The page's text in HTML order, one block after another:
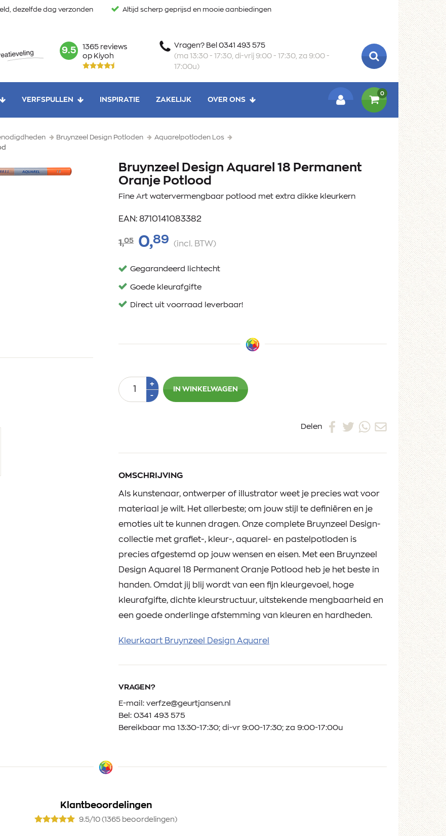
dezelfde dag verzonden
Altijd scherp geprijsd en mooie aanbiedingen
mark:
9.5
1365 reviews
op Kiyoh
Vragen? Bel 0341 493 575
(ma 13:30 - 17:30, di-vrij 9:00 - 17:30, za 9:00 -
17:00u)
ZOEKEN
VERFSPULLEN INSPIRATIE ZAKELIJK
OVER ONS
0
Bruynzeel Design Potloden
Aquarelpotloden Los
Bruynzeel Design Aquarel 18 Permanent
Oranje Potlood
Fine Art watervermengbaar potlood met extra dikke kleurkern
EAN: 8710141083382
1,05 0,89 (incl. BTW)
Gegarandeerd lichtecht
Goede kleurafgifte
Direct uit voorraad leverbaar!
Aantal +Plus
1
-Min
IN WINKELWAGEN
Delen
OMSCHRIJVING
Als kunstenaar, ontwerper of illustrator weet je precies wat voor
materiaal je wilt. Het allerbeste; om jouw stijl te definiëren en je
emoties uit te kunnen dragen. Onze complete Bruynzeel Design-
collectie met grafiet-, kleur-, aquarel- en pastelpotloden is
precies afgestemd op jouw wensen en eisen. Met een Bruynzeel
Design Aquarel 18 Permanent Oranje Potlood heb je het beste in
handen. Omdat jij blij wordt van een fijn kleurgevoel, hoge
kleurafgifte, dichte kleurstructuur, uitstekende mengbaarheid en
een goede onderlinge afstemming van kleuren en hardheden.
Kleurkaart Bruynzeel Design Aquarel
VRAGEN?
E-mail: verfze@geurtjansen.nl
Bel: 0341 493 575
Bereikbaar ma 13:30-17:30; di-vr 9:00-17:30; za 9:00-17:00u
Klantbeoordelingen
9.5/10 (1365 beoordelingen)